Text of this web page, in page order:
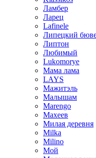
Ламбер
Ларец
Lafinele
Липецкий
Липтон
Любимый
Lukomorye
Мама лама
LAYS
Мажитэль
Малышам
Marengo
Махеев
Милая деревня
Milka
Milino
Мой